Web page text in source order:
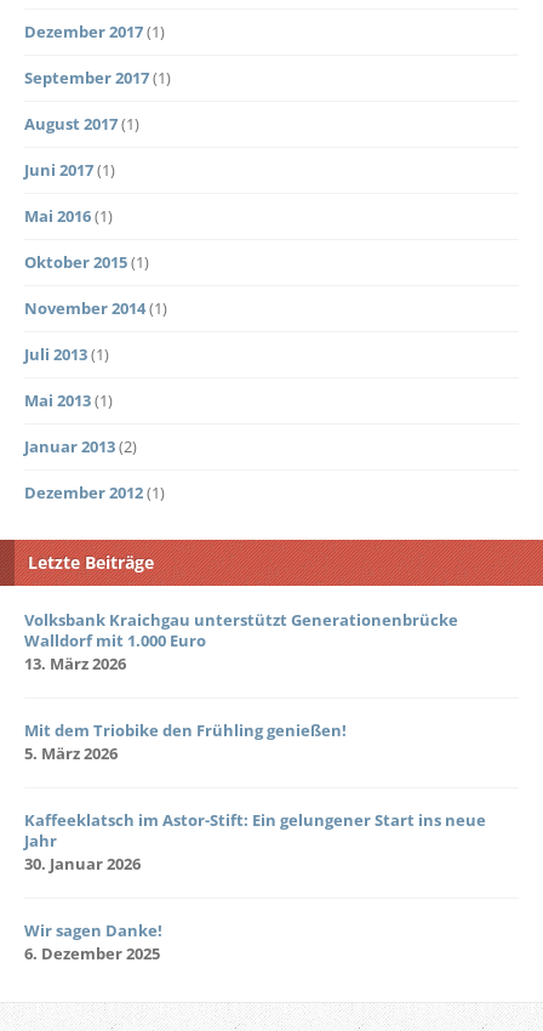
Dezember 2017(1)
September 2017(1)
August 2017(1)
Juni 2017(1)
Mai 2016(1)
Oktober 2015(1)
November 2014(1)
Juli 2013(1)
Mai 2013(1)
Januar 2013(2)
Dezember 2012(1)
Letzte Beiträge
Volksbank Kraichgau unterstützt Generationenbrücke
Walldorf mit 1.000 Euro
13. März 2026
Mit dem Triobike den Frühling genießen!
5. März 2026
Kaffeeklatsch im Astor-Stift: Ein gelungener Start ins neue
Jahr
30. Januar 2026
Wir sagen Danke!
6. Dezember 2025